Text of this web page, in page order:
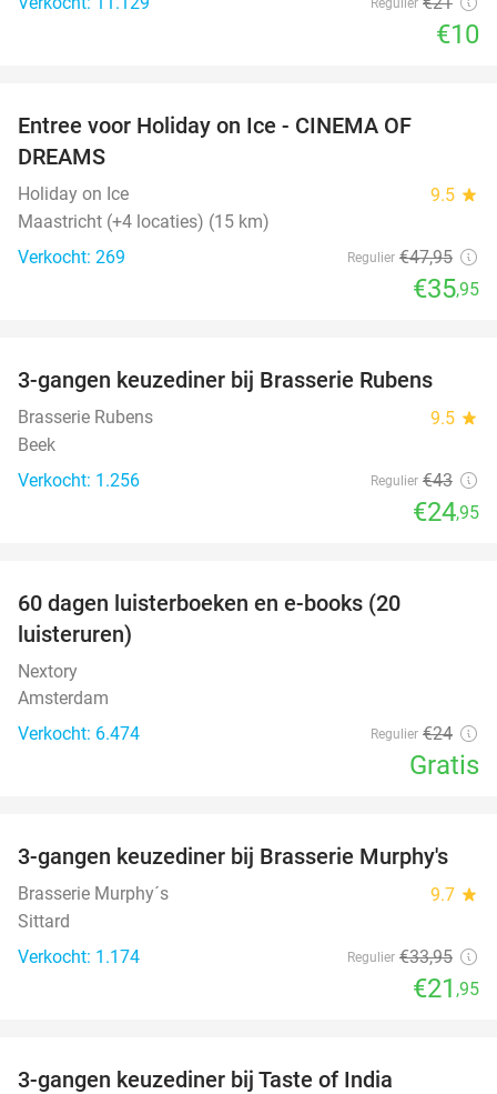
€10
Entree voor Holiday on Ice - CINEMA OF
DREAMS
Holiday on Ice 9.5 star
Maastricht (+4 locaties) (15 km)
Verkocht: 269
Regulier €47,95
€35,95
42%
3-gangen keuzediner bij Brasserie Rubens
Brasserie Rubens 9.5 star
Beek
Verkocht: 1.256
Regulier €43
€24,95
60 dagen luisterboeken en e-books (20
luisteruren)
Nextory
Amsterdam
Verkocht: 6.474
Regulier €24
Gratis
35%
3-gangen keuzediner bij Brasserie Murphy's
Brasserie Murphy´s 9.7 star
Sittard
Verkocht: 1.174
Regulier €33,95
€21 ,95
3-gangen keuzediner bij Taste of India